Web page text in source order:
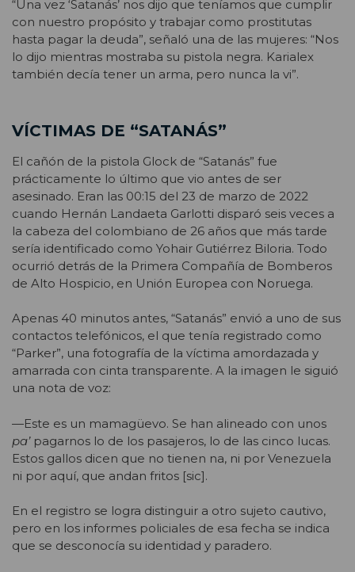
“Una vez ‘Satanás’ nos dijo que teníamos que cumplir
con nuestro propósito y trabajar como prostitutas
hasta pagar la deuda”, señaló una de las mujeres: “Nos
lo dijo mientras mostraba su pistola negra. Karialex
también decía tener un arma, pero nunca la vi”.
VÍCTIMAS DE “SATANÁS”
El cañón de la pistola Glock de “Satanás” fue
prácticamente lo último que vio antes de ser
asesinado. Eran las 00:15 del 23 de marzo de 2022
cuando Hernán Landaeta Garlotti disparó seis veces a
la cabeza del colombiano de 26 años que más tarde
sería identificado como Yohair Gutiérrez Biloria. Todo
ocurrió detrás de la Primera Compañía de Bomberos
de Alto Hospicio, en Unión Europea con Noruega.
Apenas 40 minutos antes, “Satanás” envió a uno de sus
contactos telefónicos, el que tenía registrado como
“Parker”, una fotografía de la víctima amordazada y
amarrada con cinta transparente. A la imagen le siguió
una nota de voz:
—Este es un mamagüevo. Se han alineado con unos
pa’pagarnos lo de los pasajeros, lo de las cinco lucas.
Estos gallos dicen que no tienen na, ni por Venezuela
ni por aquí, que andan fritos [sic].
En el registro se logra distinguir a otro sujeto cautivo,
pero en los informes policiales de esa fecha se indica
que se desconocía su identidad y paradero.